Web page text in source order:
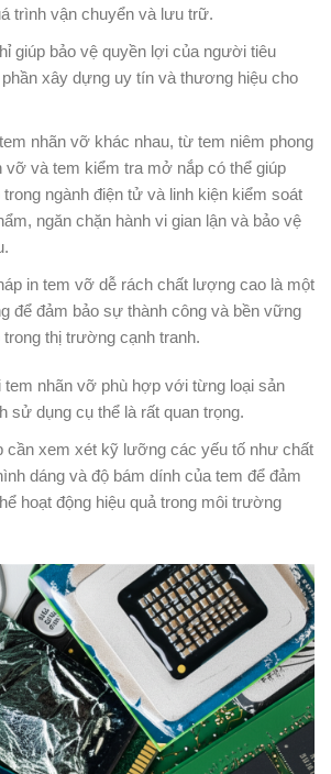
trình vận chuyển và lưu trữ.
giúp bảo vệ quyền lợi của người tiêu
xây dựng uy tín và thương hiệu cho
nhãn vỡ khác nhau, từ tem niêm phong
vỡ và tem kiểm tra mở nắp có thể giúp
ngành điện tử và linh kiện kiểm soát
ngăn chặn hành vi gian lận và bảo vệ
in tem vỡ dễ rách chất lượng cao là một
để đảm bảo sự thành công và bền vững
thị trường cạnh tranh.
tem nhãn vỡ phù hợp với từng loại sản
sử dụng cụ thể là rất quan trọng.
cần xem xét kỹ lưỡng các yếu tố như chất
dáng và độ bám dính của tem để đảm
hoạt động hiệu quả trong môi trường